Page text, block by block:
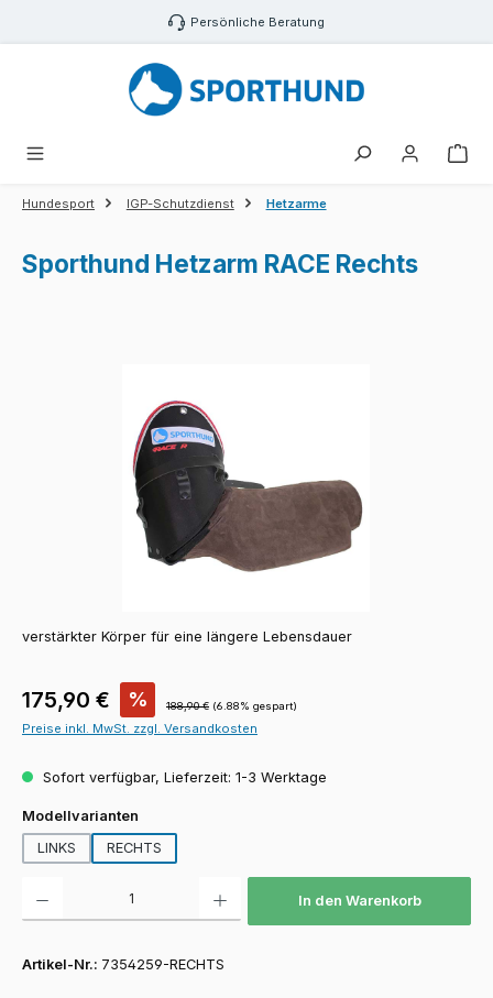
Zum Hauptinhalt springen Persönliche Beratung
Hundesport IGP-Schutzdienst Hetzarme
Sporthund Hetzarm RACE Rechts
verstärkter Körper für eine längere Lebensdauer
Verkaufspreis:
175,90 € % Regulärer Preis:
188,90 € (6.88% gespart)
Preise inkl. MwSt. zzgl. Versandkosten
Sofort verfügbar, Lieferzeit: 1-3 Werktage
Modellvarianten
LINKS
RECHTS
In den Warenkorb
Artikel-Nr.: 7354259-RECHTS